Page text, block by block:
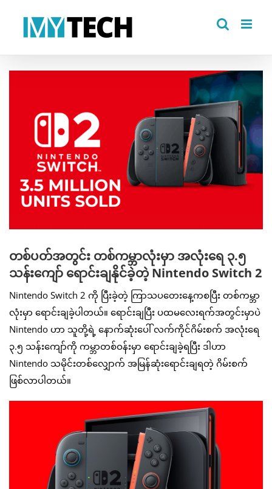
တစ်ပတ်အတွင်း တစ်ကမ္ဘာလုံးမှာ အလုံးရေ ၃.၅
သန်းကျော် ရောင်းချနိုင်ခဲ့တဲ့ Nintendo Switch 2
Nintendo Switch 2 ကို ပြီးခဲ့တဲ့ ကြာသပတေးနေ့ကစပြီး တစ်ကမ္ဘာ
လုံးမှာ ရောင်းချခဲ့ပါတယ်။ ရောင်းချပြီး ပထမလေးရက်အတွင်းမှာပဲ
Nintendo ဟာ သူတို့ရဲ့ နောက်ဆုံးပေါ် လက်ကိုင်ဂိမ်းစက် အလုံးရေ
၃.၅ သန်းကျော်ကို ကမ္ဘာတစ်ဝန်းမှာ ရောင်းချခဲ့ရပြီး ဒါဟာ
Nintendo သမိုင်းတစ်လျှောက် အမြန်ဆုံးရောင်းချရတဲ့ ဂိမ်းစက်
ဖြစ်လာပါတယ်။